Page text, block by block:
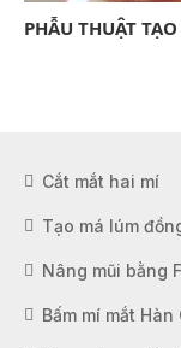
Cắt mắt hai mí
Tạo má lúm
Nâng mũi bằng
Bấm mí mắt Hàn